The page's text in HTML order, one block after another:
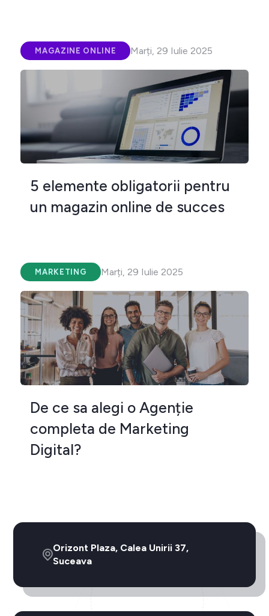
MAGAZINE ONLINE Marți, 29 Iulie 2025
5 elemente obligatorii pentru
un magazin online de succes
MARKETING Marți, 29 Iulie 2025
De ce sa alegi o Agenție
completa de Marketing
Digital?
Orizont Plaza, Calea Unirii 37,
Suceava